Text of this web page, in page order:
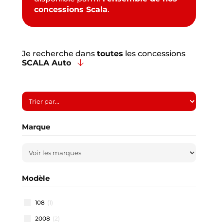
concessions Scala.
Je recherche dans toutes les concessions
SCALA Auto
Marque
Modèle
108 (1)
2008 (2)